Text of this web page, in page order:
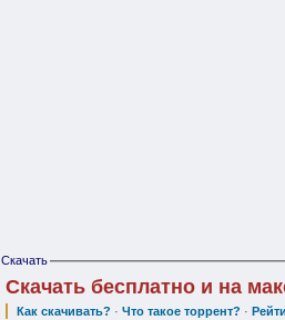
Скачать
Скачать бесплатно и на
Как скачивать? ·Что такое торрент? ·